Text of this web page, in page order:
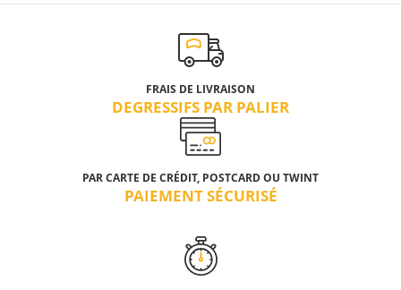
FRAIS DE LIVRAISON
DEGRESSIFS PAR PALIER
PAR CARTE DE CRÉDIT, POSTCARD OU TWINT
PAIEMENT SÉCURISÉ